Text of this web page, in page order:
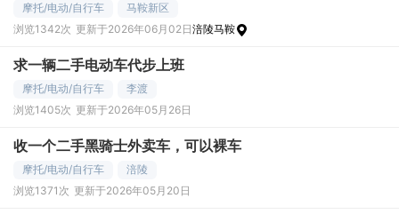
摩托/电动/自行车
马鞍新区
浏览1342次 更新于2026年06月02日涪陵马鞍
求一辆二手电动车代步上班
摩托/电动/自行车
李渡
浏览1405次 更新于2026年05月26日
收一个二手黑骑士外卖车，可以裸车
摩托/电动/自行车
涪陵
浏览1371次 更新于2026年05月20日